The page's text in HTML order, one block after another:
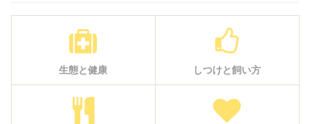
生態と健康 しつけと飼い方